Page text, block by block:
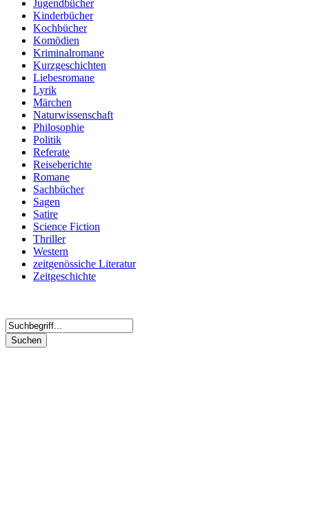
Jugendbücher
Kinderbücher
Kochbücher
Komödien
Kriminalromane
Kurzgeschichten
Liebesromane
Lyrik
Märchen
Naturwissenschaft
Philosophie
Politik
Referate
Reiseberichte
Romane
Sachbücher
Sagen
Satire
Science Fiction
Thriller
Western
zeitgenössiche Literatur
Zeitgeschichte